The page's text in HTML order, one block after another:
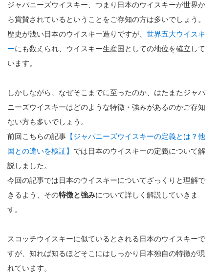
ジャパニーズウイスキー、つまり日本のウイスキーが世界か
ら賞賛されているということをご存知の方は多いでしょう。
歴史が浅い日本のウイスキー造りですが、 世界五大ウイスキ
ーにも数えられ、ウイスキー生産国としての地位を確立して
います。
しかしながら、なぜそこまでに至ったのか、はたまたジャパ
ニーズウイスキーはどのような特徴・強みがあるのかご存知
ない方も多いでしょう。
前回こちらの記事 【ジャパニーズウイスキーの定義とは？他
国との違いを検証】 では日本のウイスキーの定義について解
説しました。
今回の記事では日本のウイスキーについてざっくりと理解で
きるよう、その特徴と強みについて詳しく解説していきま
す。
スコッチウイスキーに似ているとされる日本のウイスキーで
すが、知れば知るほどそこにはしっかり日本独自の特徴が現
れています。